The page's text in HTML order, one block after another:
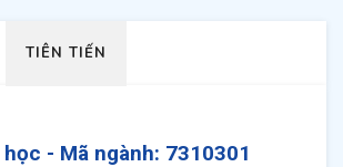
TIÊN TIẾN
- Mã ngành: 7310301